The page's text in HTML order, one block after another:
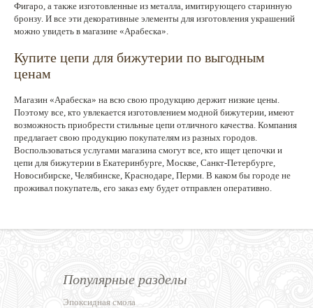
Фигаро, а также изготовленные из металла, имитирующего старинную
бронзу. И все эти декоративные элементы для изготовления украшений
можно увидеть в магазине «Арабеска».
Купите цепи для бижутерии по выгодным
ценам
Магазин «Арабеска» на всю свою продукцию держит низкие цены.
Поэтому все, кто увлекается изготовлением модной бижутерии, имеют
возможность приобрести стильные цепи отличного качества. Компания
предлагает свою продукцию покупателям из разных городов.
Воспользоваться услугами магазина смогут все, кто ищет цепочки и
цепи для бижутерии в Екатеринбурге, Москве, Санкт-Петербурге,
Новосибирске, Челябинске, Краснодаре, Перми. В каком бы городе не
проживал покупатель, его заказ ему будет отправлен оперативно.
Популярные разделы
Эпоксидная смола